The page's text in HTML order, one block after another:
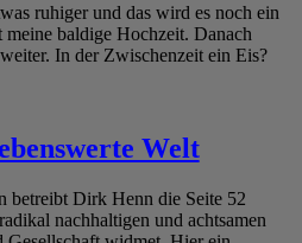
ruhiger und das wird es noch ein
baldige Hochzeit. Danach
In der Zwischenzeit ein Eis?
Welt
betreibt Dirk Henn die Seite 52
nachhaltigen und achtsamen